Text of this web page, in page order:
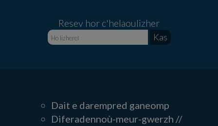
Resev hor c'helaoulizher
Dait e darempred ganeomp
Diferadennoù-meur-gwerzh //